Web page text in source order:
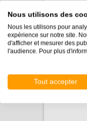
en
Nous utilisons des
Nous les utilisons pour
expérience sur notre site.
d'afficher et mesurer des
l'audience. Pour plus
Tout accepter